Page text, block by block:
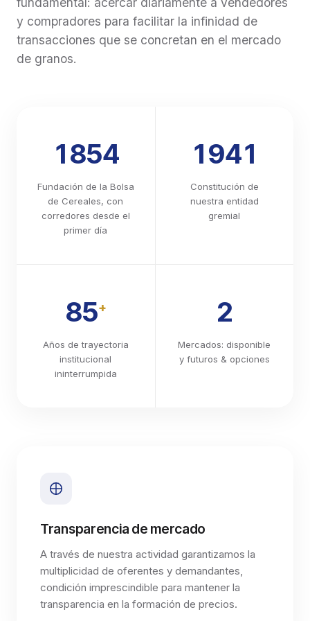
de utilizarla, dado que se exige expresamente que
el productor se encuentre calificado en Estado 1 o
Estado 2. Estas consecuencias no se producen por
obligación y solicitarles que verifiquen La vigencia y
actualización de todos los RENSPA asociados a sus
establecimientos. Adjuntamos la Resolución SENASA
679/2026 para su conocimiento.
https://www.boletinoficial.gob.ar/detalleAviso/primera/
y compradores para facilitar la infinidad de
transacciones que se concretan en el mercado
de granos.
1854
Fundación de la Bolsa
de Cereales, con
corredores desde el
primer día
1941
Constitución de
nuestra entidad
gremial
85+
Años de trayectoria
institucional
ininterrumpida
2
Mercados: disponible
y futuros & opciones
Transparencia de mercado
A través de nuestra actividad garantizamos la
multiplicidad de oferentes y demandantes,
condición imprescindible para mantener la
transparencia en la formación de precios.